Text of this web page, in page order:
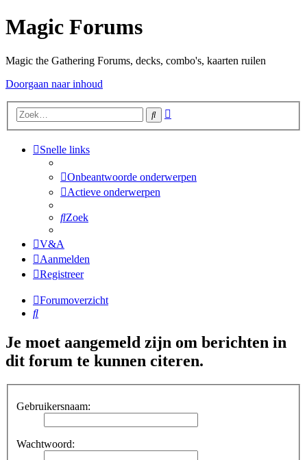
Magic Forums
Magic the Gathering Forums, decks, combo's, kaarten ruilen
Doorgaan naar inhoud
Zoek
Snelle links
Onbeantwoorde onderwerpen
Actieve onderwerpen
Zoek
V&A
Aanmelden
Registreer
Forumoverzicht
Zoek
Je moet aangemeld zijn om berichten in
dit forum te kunnen citeren.
Gebruikersnaam:
Wachtwoord: